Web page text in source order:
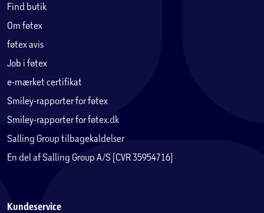
Find butik
Om føtex
føtex avis
Job i føtex
e-mærket certifikat
Smiley-rapporter for føtex
Smiley-rapporter for føtex.dk
Salling Group tilbagekaldelser
En del af Salling Group A/S (CVR 35954716)
Kundeservice